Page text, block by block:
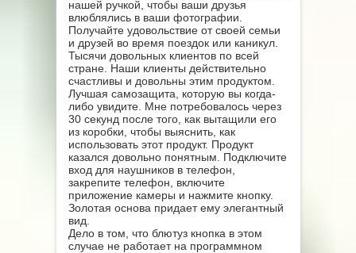
нашей ручкой, чтобы ваши друзья
влюблялись в ваши фотографии.
Получайте удовольствие от своей семьи
и друзей во время поездок или каникул.
Тысячи довольных клиентов по всей
стране. Наши клиенты действительно
счастливы и довольны этим продуктом.
Лучшая самозащита, которую вы когда-
либо увидите. Мне потребовалось через
30 секунд после того, как вытащили его
из коробки, чтобы выяснить, как
использовать этот продукт. Продукт
казался довольно понятным. Подключите
вход для наушников в телефон,
закрепите телефон, включите
приложение камеры и нажмите кнопку.
Золотая основа придает ему элегантный
вид.
Дело в том, что блютуз кнопка в этом
случае не работает на программном